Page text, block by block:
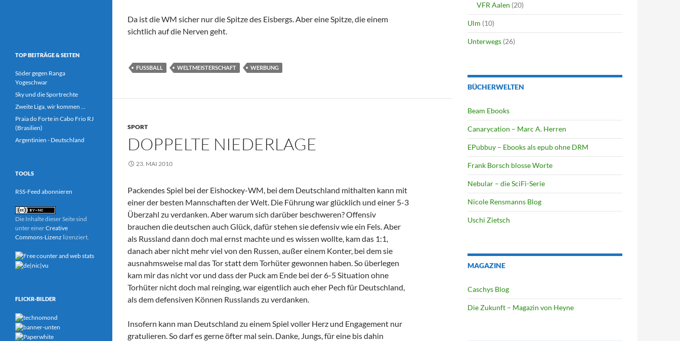
Da ist die WM sicher nur die Spitze des Eisbergs. Aber eine Spitze, die einem
sichtlich auf die Nerven geht.
FUSSBALL WELTMEISTERSCHAFT WERBUNG
SPORT
DOPPELTE NIEDERLAGE
23. MAI 2010
Packendes Spiel bei der Eishockey-WM, bei dem Deutschland mithalten kann mit
einer der besten Mannschaften der Welt. Die Führung war glücklich und einer 5-3
Überzahl zu verdanken. Aber warum sich darüber beschweren? Offensiv
brauchen die deutschen auch Glück, dafür stehen sie defensiv wie ein Fels. Aber
als Russland dann doch mal ernst machte und es wissen wollte, kam das 1:1,
danach aber nicht mehr viel von den Russen, außer einem Konter, bei dem sie
ausnahmsweise mal das Tor statt dem Torhüter gewonnen haben. So überlegen
kam mir das nicht vor und dass der Puck am Ende bei der 6-5 Situation ohne
Torhüter nicht doch mal reinging, war eigentlich auch eher Pech für Deutschland,
als dem defensiven Können Russlands zu verdanken.
Insofern kann man Deutschland zu einem Spiel voller Herz und Engagement nur
gratulieren. So darf es gerne öfter mal sein. Danke, Jungs, für eine bis dahin
VFR Aalen (20)
Ulm (10)
Unterwegs (26)
BÜCHERWELTEN
Beam Ebooks
Canarycation – Marc A. Herren
EPubbuy – Ebooks als epub ohne DRM
Frank Borsch blosse Worte
Nebular – die SciFi-Serie
Nicole Rensmanns Blog
Uschi Zietsch
MAGAZINE
Caschys Blog
Die Zukunft – Magazin von Heyne
TOP BEITRÄGE & SEITEN
Söder gegen Ranga
Yogeschwar
Sky und die Sportrechte
Zweite Liga, wir kommen ...
Praia do Forte in Cabo Frio RJ
(Brasilien)
Argentinien - Deutschland
TOOLS
RSS-Feed abonnieren
Die Inhalte dieser Seite sind
unter einerCreative
Commons-Lizenz lizenziert.
FLICKR-BILDER